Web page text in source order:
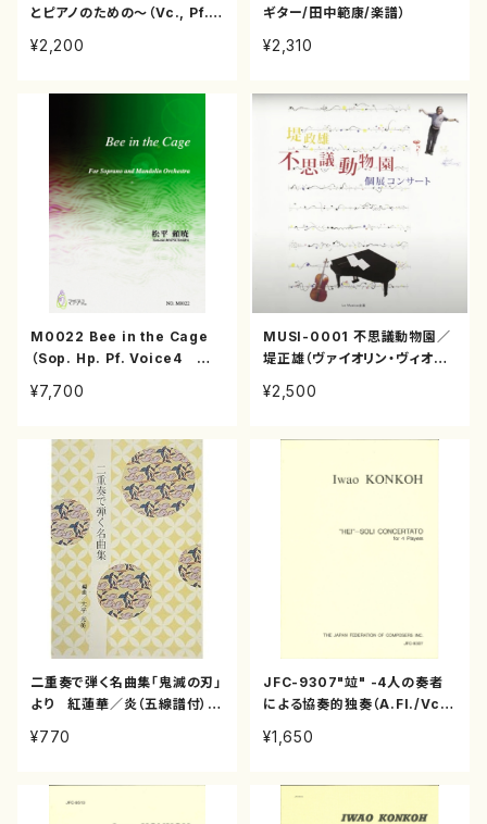
とピアノのための～（Vc., Pf. /
¥2,200
ギター/田中範康/楽譜）
¥2,310
M0022 Bee in the Cage
（Sop. Hp. Pf. Voice4 Mn
暁/楽譜）
¥7,700
MUSI-0001 不思議動物園／
堤正雄（ヴァイオリン・ヴィオラ・
¥2,500
二重奏で弾く名曲集「鬼滅の刃」
より 紅蓮華／炎（五線譜付）
¥770
JFC-9307"竝" -4人の奏者
による協奏的独奏（A.Fl./Vc./
¥1,650